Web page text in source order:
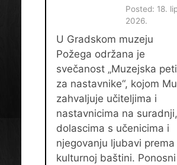
Posted: 18.
2026.
U Gradskom muzeju
Požega održana je
svečanost „Muzejska
za nastavnike“, kojom
zahvaljuje učiteljima i
nastavnicima na suradnji,
dolascima s učenicima i
njegovanju ljubavi prema
kulturnoj baštini. Ponosni